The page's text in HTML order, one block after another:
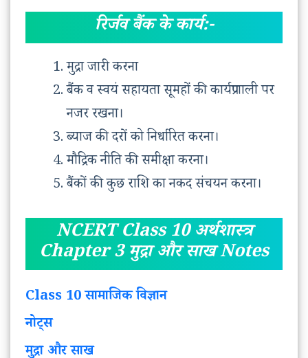
रिर्जव बैंक के कार्य:-
मुद्रा जारी करना
बैंक व स्वयं सहायता सूमहों की कार्यप्रणाली पर
नजर रखना।
ब्याज की दरों को निर्धारित करना।
मौद्रिक नीति की समीक्षा करना।
बैंकों की कुछ राशि का नकद संचयन करना।
NCERT Class 10 अर्थशास्त्र
Chapter 3 मुद्रा और साख Notes
Class 10 सामाजिक विज्ञान
नोट्स
मुद्रा और साख